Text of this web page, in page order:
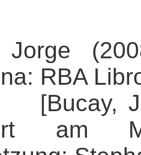
Jorge
RBA
Jorge
am